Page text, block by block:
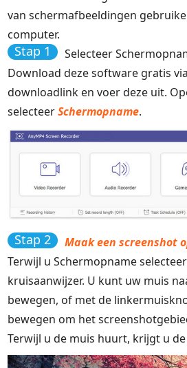
van schermafbeeldingen
computer.
Stap 1
Selecteer
Download deze software gratis
downloadlink en voer deze uit.
selecteerSchermopname.
Stap 2
Maak een screenshot
Terwijl u Schermopname
kruisaanwijzer. U kunt uw muis
bewegen, of met de
bewegen om het
Terwijl u de muis huurt, krijgt u